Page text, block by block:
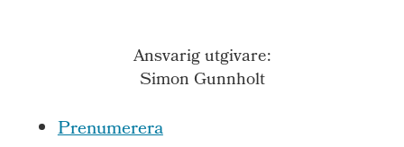
Ansvarig utgivare:
Simon Gunnholt
Prenumerera